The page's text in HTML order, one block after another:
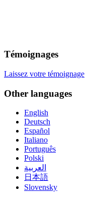
Témoignages
Laissez votre témoignage
Other languages
English
Deutsch
Español
Italiano
Português
Polski
العربية
日本語
Slovensky